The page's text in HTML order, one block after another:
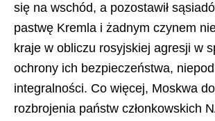
się na wschód, a pozostawił
pastwę Kremla i żadnym czynem
kraje w obliczu rosyjskiej agresji w
ochrony ich bezpieczeństwa,
integralności. Co więcej, Moskwa
rozbrojenia państw członkowskich